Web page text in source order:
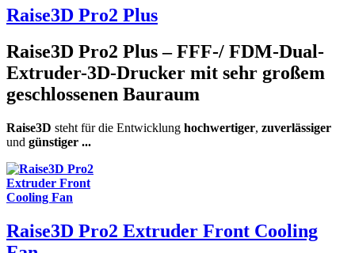
Raise3D Pro2 Plus
Raise3D Pro2 Plus– FFF-/ FDM-Dual-
Extruder-3D-Drucker mit sehr großem
geschlossenen Bauraum
Raise3D steht für die Entwicklung hochwertiger, zuverlässiger
und günstiger ...
Raise3D Pro2 Extruder Front Cooling